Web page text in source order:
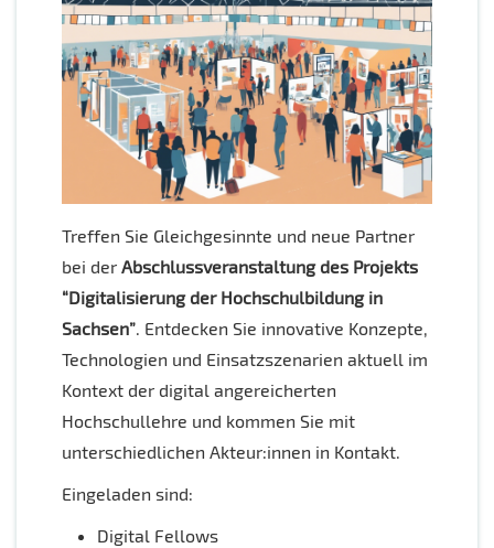
Treffen Sie Gleichgesinnte und neue Partner
bei der Abschlussveranstaltung des Projekts
“Digitalisierung der Hochschulbildung in
Sachsen”. Entdecken Sie innovative Konzepte,
Technologien und Einsatzszenarien aktuell im
Kontext der digital angereicherten
Hochschullehre und kommen Sie mit
unterschiedlichen Akteur:innen in Kontakt.
Eingeladen sind:
Digital Fellows